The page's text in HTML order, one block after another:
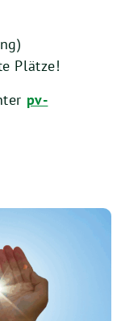
Plätze!
pv-